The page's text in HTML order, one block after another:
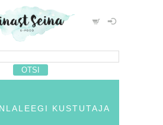
KUSTUTAJA